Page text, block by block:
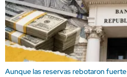
Aunque las reservas rebotaron fuerte